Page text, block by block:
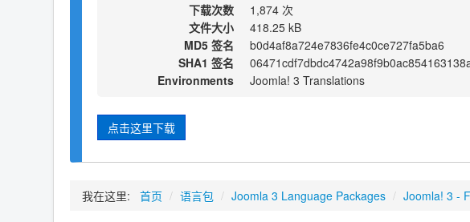
下载次数
1,874 次
文件大小
418.25 kB
MD5 签名
b0d4af8a724e7836fe4c0ce727fa5ba6
SHA1 签名
Environments
Joomla! 3 Translations
点击这里下载
我在这里: 首页 / 语言包 / Joomla 3 Language Packages / Joomla! 3 -